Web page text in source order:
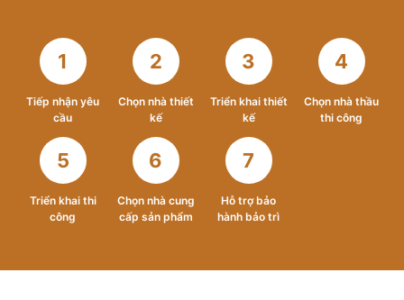
1
Tiếp nhận yêu
cầu
2
Chọn nhà thiết
kế
3
Triển khai thiết
kế
4
Chọn nhà thầu
thi công
5
Triển khai thi
công
6
Chọn nhà cung
cấp sản phẩm
7
Hỗ trợ bảo
hành bảo trì